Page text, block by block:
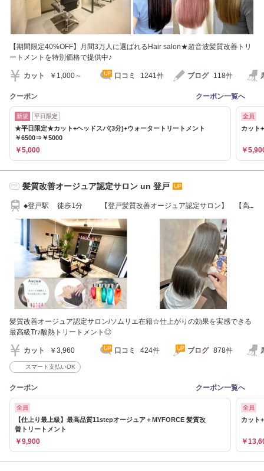
【期間限定40%OFF】月間3万人に選ばれるHair salon★超音波髪質改善トリ
ートメントを特別価格で提供中♪
カット ￥1,000～ 口コミ 1241件 ブログ 118件
クーポン クーポン一覧へ
新規 平日限定
★平日限定★カット+ヘッドスパ(3分)+ウォータートリートメント
￥6500⇒￥5000
￥5,000
全員
カット
￥
PR 髪質改善オージュア認定サロン un 登戸
◆登戸駅 徒歩1分 【登戸髪質改善オージュア認定サロン】 【高
髪質改善オージュア認定サロン/ソムリエ在籍☆仕上がりの効果を実感できる
最高級Tr♪酸熱トリートメント◎
カット ￥3,960 口コミ 424件 ブログ 878件
スマート支払いOK
クーポン クーポン一覧へ
全員
【仕上り最上級】最高品質11stepオージュア＋MYFORCE 髪質改
善トリートメント
￥9,900
全員
カット
￥